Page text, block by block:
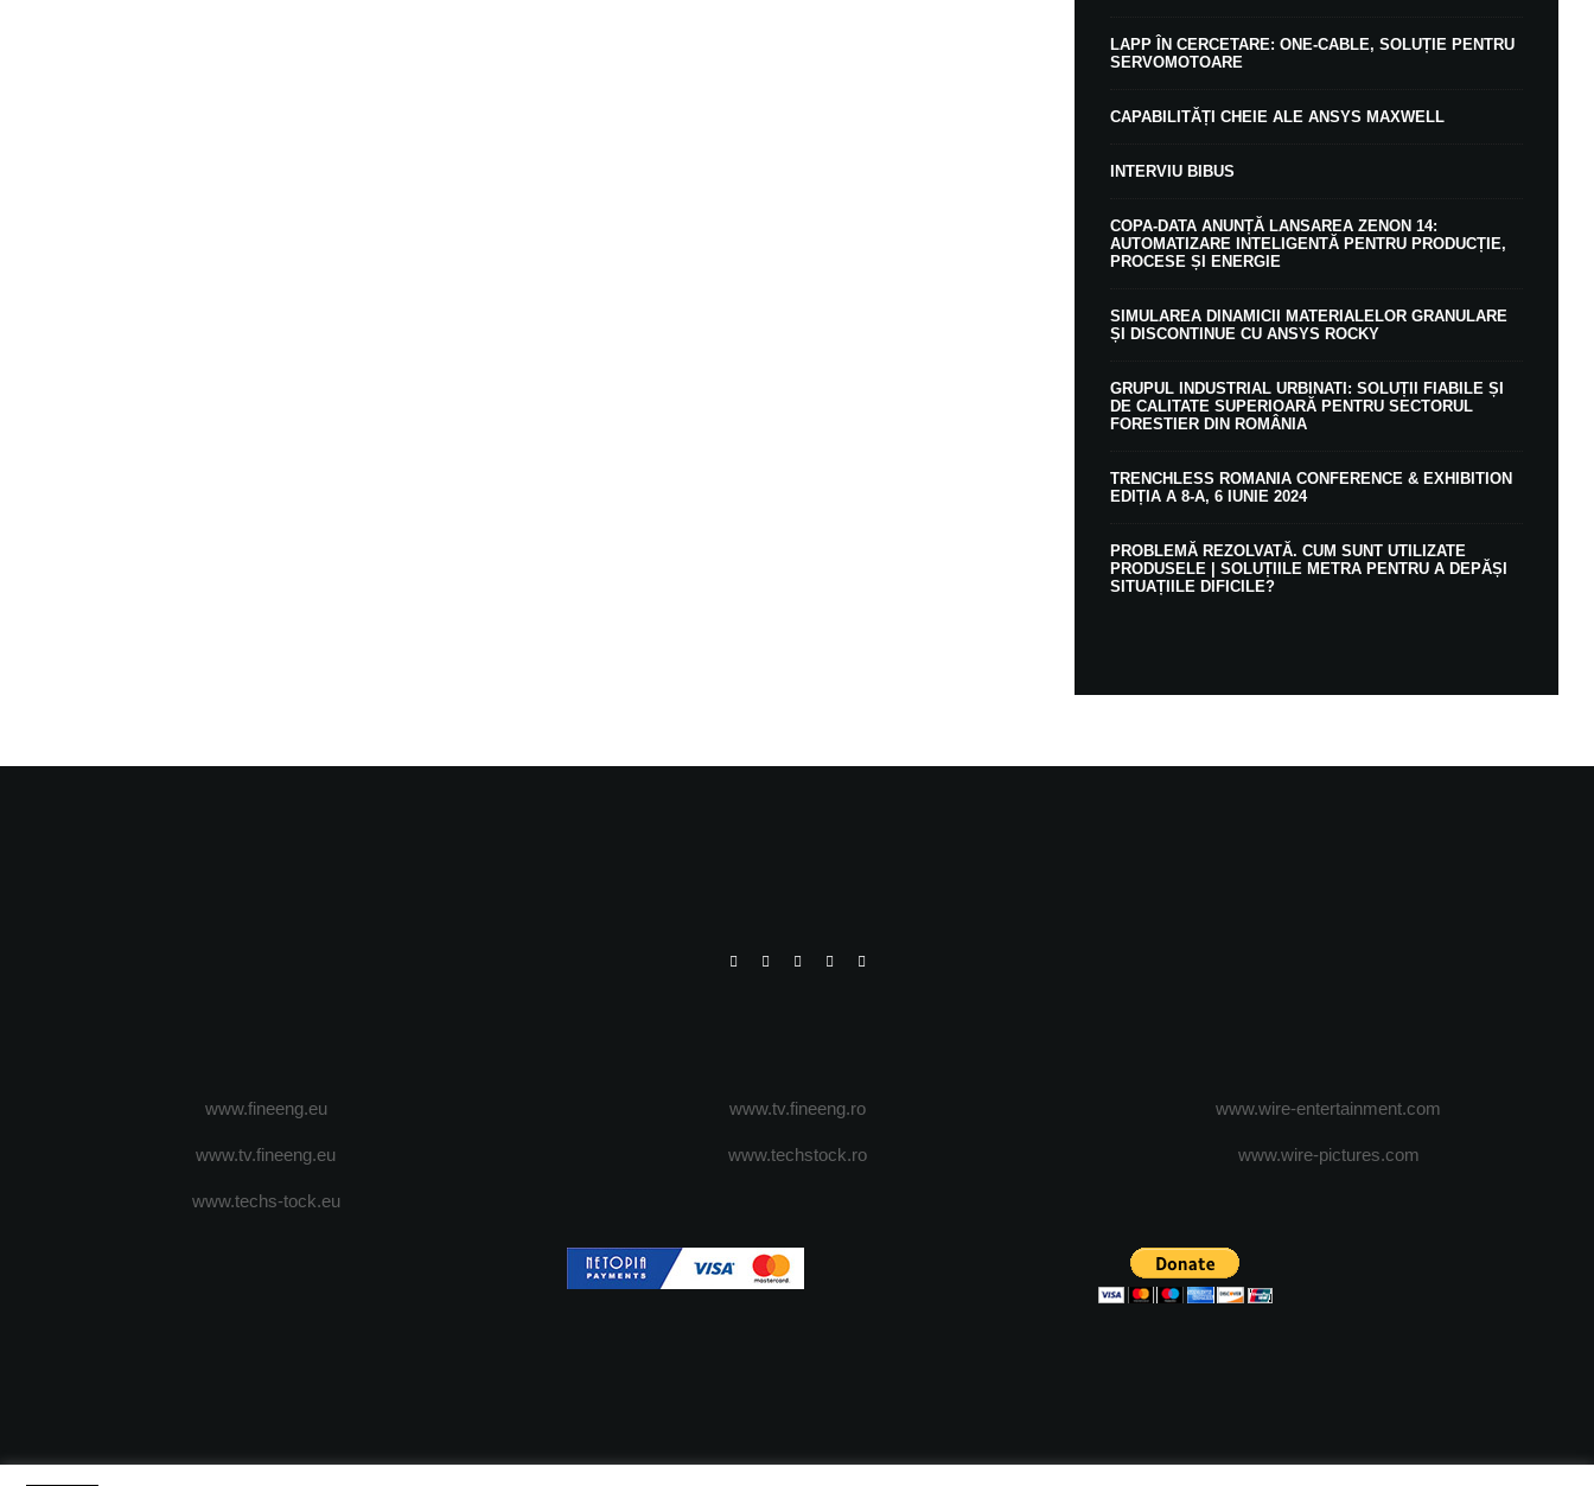
LAPP ÎN CERCETARE: ONE-CABLE, SOLUȚIE PENTRU
SERVOMOTOARE
CAPABILITĂȚI CHEIE ALE ANSYS MAXWELL
INTERVIU BIBUS
COPA-DATA ANUNȚĂ LANSAREA ZENON 14:
AUTOMATIZARE INTELIGENTĂ PENTRU PRODUCȚIE,
PROCESE ȘI ENERGIE
SIMULAREA DINAMICII MATERIALELOR GRANULARE
ȘI DISCONTINUE CU ANSYS ROCKY
GRUPUL INDUSTRIAL URBINATI: SOLUȚII FIABILE ȘI
DE CALITATE SUPERIOARĂ PENTRU SECTORUL
FORESTIER DIN ROMÂNIA
TRENCHLESS ROMANIA CONFERENCE & EXHIBITION
EDIȚIA A 8-A, 6 IUNIE 2024
PROBLEMĂ REZOLVATĂ. CUM SUNT UTILIZATE
PRODUSELE | SOLUȚIILE METRA PENTRU A DEPĂȘI
SITUAȚIILE DIFICILE?
www.fineeng.eu
www.tv.fineeng.eu
www.techs-tock.eu
www.tv.fineeng.ro
www.techstock.ro
www.wire-entertainment.com
www.wire-pictures.com